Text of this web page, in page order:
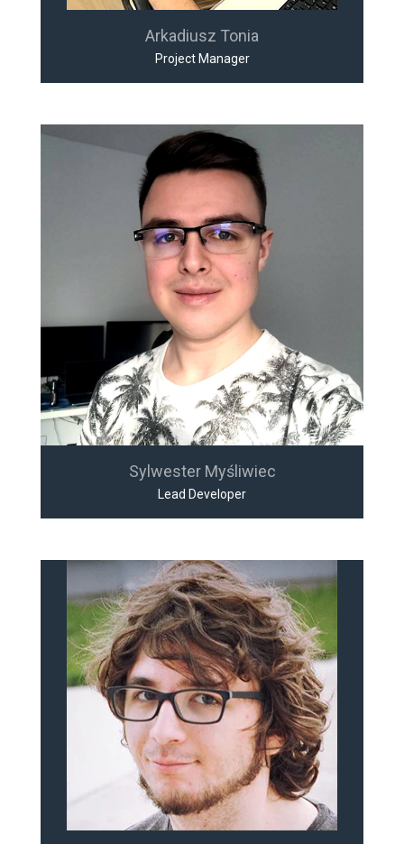
Arkadiusz Tonia
Project Manager
Sylwester Myśliwiec
Lead Developer